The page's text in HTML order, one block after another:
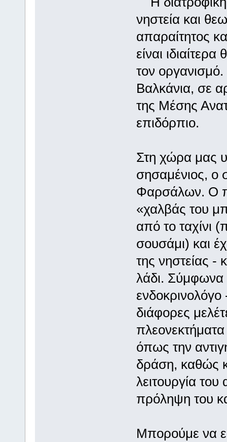
νηστεία και
απαραίτητος
είναι
τον
Βαλκάνια, σε
της Μέσης
επιδόρπιο.
Στη χώρα μας
σησαμένιος, ο
Φαρσάλων. Ο
«χαλβάς του
από το ταχίνι
σουσάμι) και
της νηστείας -
λάδι.
ενδοκρινολόγο
διάφορες
όπως την
δράση, καθώς
λειτουργία
πρόληψη του
Μπορούμε να